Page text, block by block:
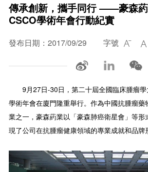
傳承創新，攜手同行 ——豪森
CSCO學術年會行動紀實
發布日期：2017/09/29 字號  
9月27日-30日，第二十屆全國臨床腫瘤
學術年會在廈門隆重舉行。作為中國抗腫瘤
業之一，豪森葯業以「豪森肺癌衛星會」等形
現了公司在抗腫瘤健康領域的專業成就和品牌